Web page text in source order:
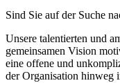
Sind Sie auf der Suche
Unsere talentierten und
gemeinsamen Vision
eine offene und
der Organisation hinweg